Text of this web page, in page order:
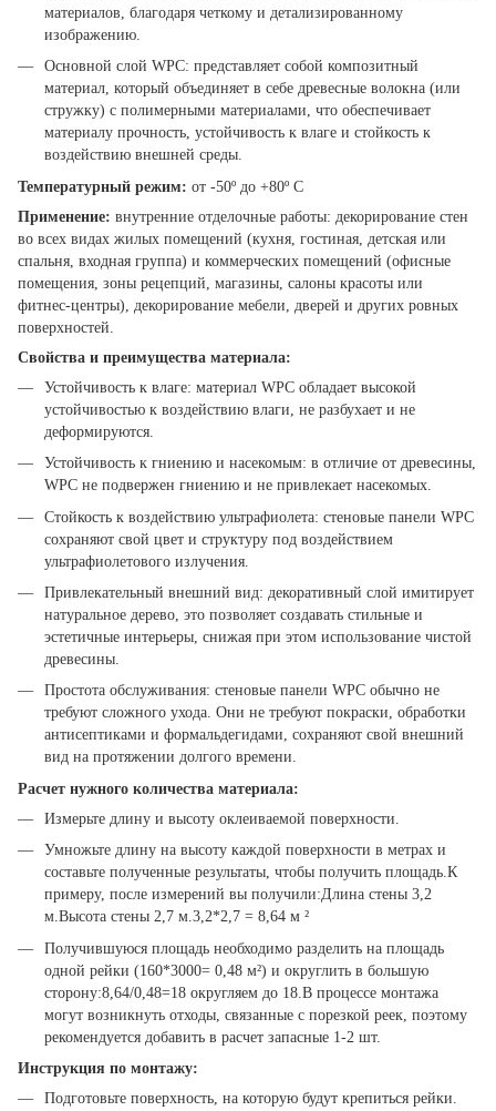
материалов, благодаря четкому и детализированному
изображению.
Основной слой WPC: представляет собой композитный
материал, который объединяет в себе древесные волокна (или
стружку) с полимерными материалами, что обеспечивает
материалу прочность, устойчивость к влаге и стойкость к
воздействию внешней среды.
Температурный режим: от -50º до +80º С
Применение: внутренние отделочные работы: декорирование стен
во всех видах жилых помещений (кухня, гостиная, детская или
спальня, входная группа) и коммерческих помещений (офисные
помещения, зоны рецепций, магазины, салоны красоты или
фитнес-центры), декорирование мебели, дверей и других ровных
поверхностей.
Свойства и преимущества материала:
Устойчивость к влаге: материал WPC обладает высокой
устойчивостью к воздействию влаги, не разбухает и не
деформируются.
Устойчивость к гниению и насекомым: в отличие от древесины,
WPC не подвержен гниению и не привлекает насекомых.
Стойкость к воздействию ультрафиолета: стеновые панели WPC
сохраняют свой цвет и структуру под воздействием
ультрафиолетового излучения.
Привлекательный внешний вид: декоративный слой имитирует
натуральное дерево, это позволяет создавать стильные и
эстетичные интерьеры, снижая при этом использование чистой
древесины.
Простота обслуживания: стеновые панели WPC обычно не
требуют сложного ухода. Они не требуют покраски, обработки
антисептиками и формальдегидами, сохраняют свой внешний
вид на протяжении долгого времени.
Расчет нужного количества материала:
Измерьте длину и высоту оклеиваемой поверхности.
Умножьте длину на высоту каждой поверхности в метрах и
составьте полученные результаты, чтобы получить площадь.К
примеру, после измерений вы получили:Длина стены 3,2
м.Высота стены 2,7 м.3,2*2,7 = 8,64 м ²
Получившуюся площадь необходимо разделить на площадь
одной рейки (160*3000= 0,48 м²) и округлить в большую
сторону:8,64/0,48=18 округляем до 18.В процессе монтажа
могут возникнуть отходы, связанные с порезкой реек, поэтому
рекомендуется добавить в расчет запасные 1-2 шт.
Инструкция по монтажу:
Подготовьте поверхность, на которую будут крепиться рейки.